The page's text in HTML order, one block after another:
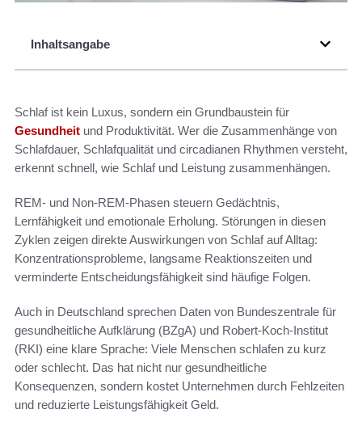
Inhaltsangabe
Schlaf ist kein Luxus, sondern ein Grundbaustein für
Gesundheit und Produktivität. Wer die Zusammenhänge von
Schlafdauer, Schlafqualität und circadianen Rhythmen versteht,
erkennt schnell, wie Schlaf und Leistung zusammenhängen.
REM- und Non-REM-Phasen steuern Gedächtnis,
Lernfähigkeit und emotionale Erholung. Störungen in diesen
Zyklen zeigen direkte Auswirkungen von Schlaf auf Alltag:
Konzentrationsprobleme, langsame Reaktionszeiten und
verminderte Entscheidungsfähigkeit sind häufige Folgen.
Auch in Deutschland sprechen Daten von Bundeszentrale für
gesundheitliche Aufklärung (BZgA) und Robert-Koch-Institut
(RKI) eine klare Sprache: Viele Menschen schlafen zu kurz
oder schlecht. Das hat nicht nur gesundheitliche
Konsequenzen, sondern kostet Unternehmen durch Fehlzeiten
und reduzierte Leistungsfähigkeit Geld.